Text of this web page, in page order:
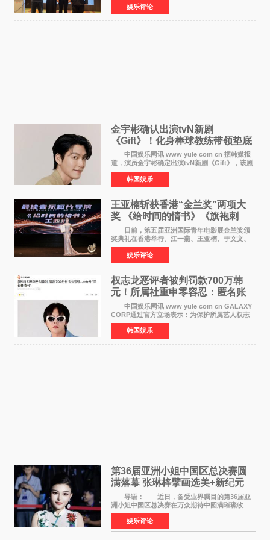
的长者——他的爷爷。作为当地的风水师，爷爷
是张翼走进易学
娱乐评论
金宇彬确认出演tvN新剧
《Gift》！化身棒球教练带领垫底
球队逆袭
中国娱乐网讯 www yule com cn 据韩媒报
道，演员金宇彬确定出演tvN新剧《Gift》，该剧
预计将于下半年播出，引发观众高度期待。
本剧改编自同名网络漫画，讲述一位经历意外事
故后获得特殊
韩国娱乐
王亚楠斩获香港“金兰奖”两项大
奖 《给时间的情书》《旗袍刺
客》双双获肯定
日前，第五届亚洲国际青年电影展金兰奖颁
奖典礼在香港举行。江一燕、王亚楠、于文文、
李东学等知名演员出席活动。著名演员、导演王
亚楠凭借音乐故事片《给时间的情书》和院线电
影《旗袍刺客》
娱乐评论
权志龙恶评者被判罚款700万韩
元！所属社重申零容忍：匿名账
号也难逃刑责
中国娱乐网讯 www yule com cn GALAXY
CORP通过官方立场表示：为保护所属艺人权志
龙的名誉和权益，将持续对网络上发生的名誉损
害、散布虚假事实、侮辱、恶意诽谤等行为采取
法律应对措施。
韩国娱乐
第36届亚洲小姐中国区总决赛圆
满落幕 张琳梓擘画选美+新纪元
导语： 近日，备受业界瞩目的第36届亚
洲小姐中国区总决赛在万众期待中圆满璀璨收
官。整场盛典汇聚万千芳华，不仅完成了新一届
美丽代言人的加冕选拔，更在行业发展层面带来
颠覆性突破。活动
娱乐评论